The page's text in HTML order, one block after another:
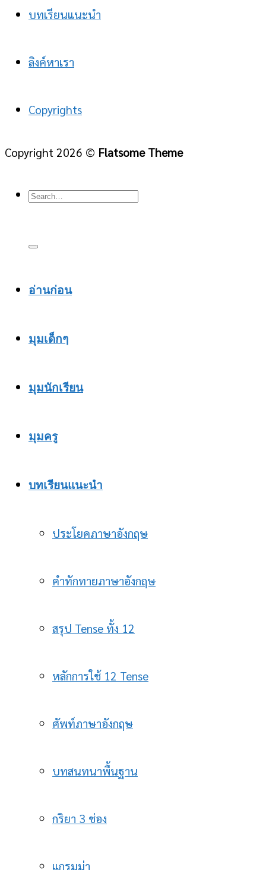
บทเรียนแนะนำ
ลิงค์หาเรา
Copyrights
Copyright 2026 © Flatsome Theme
อ่านก่อน
มุมเด็กๆ
มุมนักเรียน
มุมครู
บทเรียนแนะนำ
ประโยคภาษาอังกฤษ
คำทักทายภาษาอังกฤษ
สรุป Tense ทั้ง 12
หลักการใช้ 12 Tense
ศัพท์ภาษาอังกฤษ
บทสนทนาพื้นฐาน
กริยา 3 ช่อง
แกรมม่า